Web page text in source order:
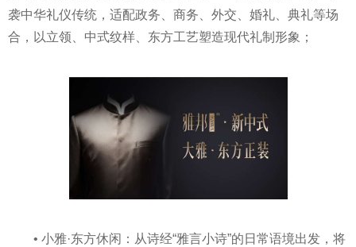
袭中华礼仪传统，适配政务、商务、外交、婚礼、典礼等场
合，以立领、中式纹样、东方工艺塑造现代礼制形象；
• 小雅·东方休闲：从诗经“雅言小诗”的日常语境出发，将